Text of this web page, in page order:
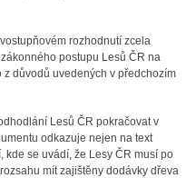
rozhodnutí zcela
postupu Lesů ČR na
důvodů uvedených v předchozím
Lesů ČR pokračovat v
odkazuje nejen na text
se uvádí, že Lesy ČR musí po
mít zajištěny dodávky dřeva